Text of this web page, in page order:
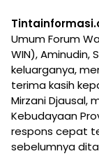
Umum Forum
WIN), Aminudin,
keluarganya,
terima kasih
Mirzani Djausal,
Kebudayaan
respons cepat
sebelumnya